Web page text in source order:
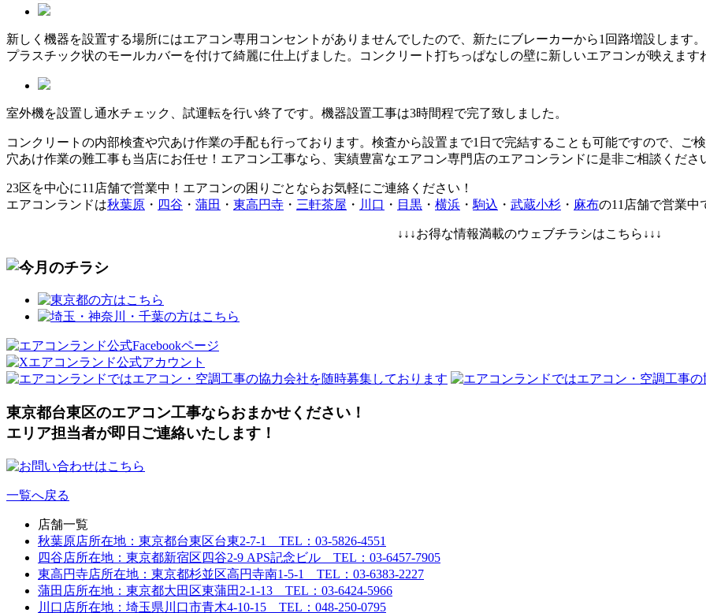
新しく機器を設置する場所にはエアコン専用コンセントがありませんでしたので、新たにブレーカーから1回路増設します。
プラスチック状のモールカバーを付けて綺麗に仕上げました。コンクリート打ちっぱなしの壁に新しいエアコンが映えます
室外機を設置し通水チェック、試運転を行い終了です。機器設置工事は3時間程で完了致しました。
コンクリートの内部検査や穴あけ作業の手配も行っております。検査から設置まで1日で完結することも可能ですので、ご
穴あけ作業の難工事も当店にお任せ！エアコン工事なら、実績豊富なエアコン専門店のエアコンランドに是非ご相談くださ
23区を中心に11店舗で営業中！エアコンの困りごとならお気軽にご連絡ください！
エアコンランドは秋葉原 ・ 四谷 ・ 蒲田 ・ 東高円寺 ・ 三軒茶屋 ・ 川口 ・ 目黒 ・ 横浜 ・ 駒込 ・ 武蔵小杉 ・ 麻布の11店舗で営業中
↓↓↓お得な情報満載のウェブチラシはこちら↓↓↓
東京都台東区のエアコン工事ならおまかせください！
エリア担当者が即日ご連絡いたします！
一覧へ戻る
店舗一覧
秋葉原店所在地：東京都台東区台東2-7-1 TEL：03-5826-4551
四谷店所在地：東京都新宿区四谷2-9 APS記念ビル TEL：03-6457-7905
東高円寺店所在地：東京都杉並区高円寺南1-5-1 TEL：03-6383-2227
蒲田店所在地：東京都大田区東蒲田2-1-13 TEL：03-6424-5966
川口店所在地：埼玉県川口市青木4-10-15 TEL：048-250-0795